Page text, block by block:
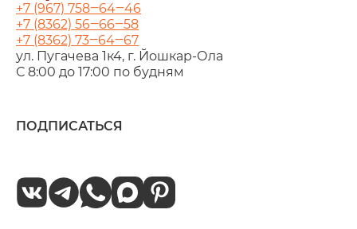
+7 (967) 758‒64‒46
+7 (8362) 56‒66‒58
+7 (8362) 73‒64‒67
ул. Пугачева 1к4, г. Йошкар‑Ола
С 8:00 до 17:00 по будням
ПОДПИСАТЬСЯ